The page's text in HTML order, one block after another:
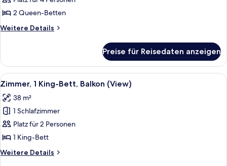
Betten,
Balkon
(View)
2 Queen-Betten
Weitere Details
Weitere
2 Queen-
Betten,
Balkon
Preise für Reisedaten anzeigen
Alle
Fotos
für
Zimmer,
1 King-
Bett,
Balkon
(View)
Ein Hotelzimmer mit einem großen
4
Zimmer, 1 King-Bett, Balkon (View)
38 m²
1 Schlafzimmer
Platz für 2 Personen
1 King-Bett
Weitere Details
Weitere